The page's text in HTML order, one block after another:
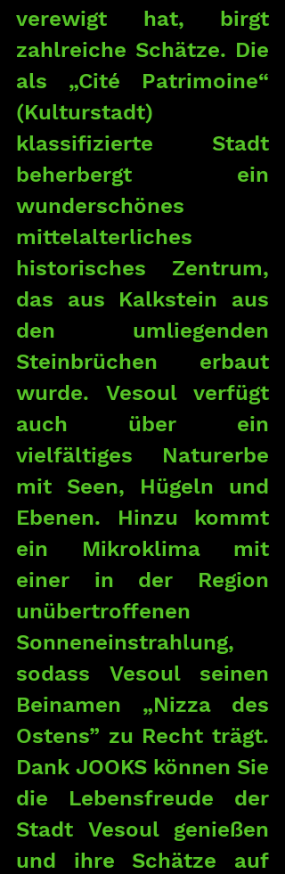
verewigt hat, birgt
zahlreiche Schätze. Die
als „Cité Patrimoine“
(Kulturstadt)
klassifizierte Stadt
beherbergt ein
wunderschönes
mittelalterliches
historisches Zentrum,
das aus Kalkstein aus
den umliegenden
Steinbrüchen erbaut
wurde. Vesoul verfügt
auch über ein
vielfältiges Naturerbe
mit Seen, Hügeln und
Ebenen. Hinzu kommt
ein Mikroklima mit
einer in der Region
unübertroffenen
Sonneneinstrahlung,
sodass Vesoul seinen
Beinamen „Nizza des
Ostens” zu Recht trägt.
Dank JOOKS können Sie
die Lebensfreude der
Stadt Vesoul genießen
und ihre Schätze auf